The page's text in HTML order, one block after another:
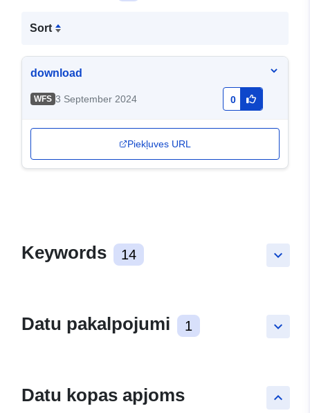
Sort
download
WFS 3 September 2024 0
Piekļuves URL
keyboard_arrow_down
Keywords 14
keyboard_arrow_down
Datu pakalpojumi 1
keyboard_arrow_up
Datu kopas apjoms